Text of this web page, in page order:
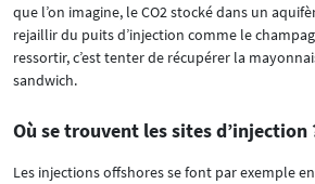
que l’on imagine, le CO2 stocké dans un
rejaillir du puits d’injection comme le
ressortir, c’est tenter de récupérer la
sandwich.
Où se trouvent les sites d’injection
Les injections offshores se font par exemple